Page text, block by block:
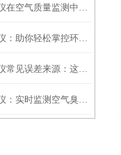
臭氧浓度检测仪在空气质量监测中发挥了关键作用
便携臭氧检测仪：助你轻松掌控环境中的臭氧浓度，安心生活与工作
环境臭氧检测仪常见误差来源：这4个因素最容易影响结果
环境臭氧检测仪：实时监测空气臭氧浓度更可靠